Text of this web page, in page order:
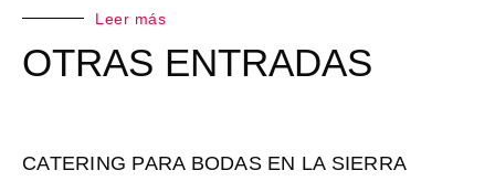
Leer más
OTRAS ENTRADAS
CATERING PARA BODAS EN LA SIERRA